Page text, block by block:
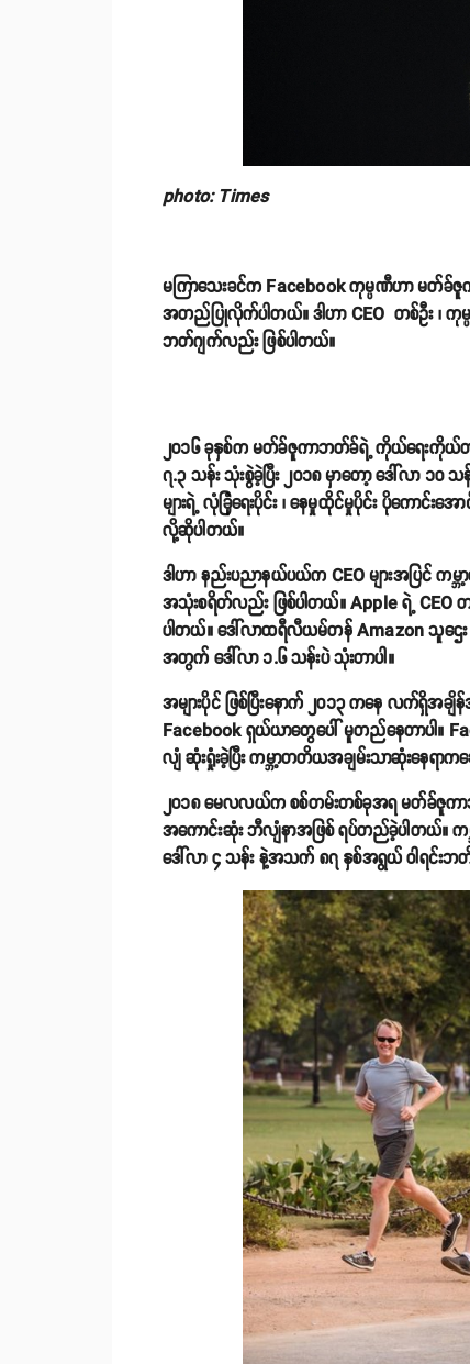
photo: Times
မကြာသေးခင်က Facebook ကုမ္ပဏီဟာ မတ်ခ်
အတည်ပြုလိုက်ပါတယ်။ ဒါဟာ CEO တစ်ဦး ၊
ဘတ်ဂျက်လည်း ဖြစ်ပါတယ်။
၂၀၁၆ ခုနှစ်က မတ်ခ်ဇူကာဘတ်ခ်ရဲ့ ကိုယ်ရေးကိုယ်တာ
၇.၃ သန်း သုံးစွဲခဲ့ပြီး ၂၀၁၈ မှာတော့ ဒေါ်လာ ၁
များရဲ့ လုံခြုံရေးပိုင်း ၊ နေမှုထိုင်မှုပိုင်း ပိုကော
လို့ဆိုပါတယ်။
ဒါဟာ နည်းပညာနယ်ပယ်က CEO များအပြင် ကမ္
အသုံးစရိတ်လည်း ဖြစ်ပါတယ်။ Apple ရဲ့ CEO
ပါတယ်။ ဒေါ်လာထရီလီယမ်တန် Amazon သူဌေး
အတွက် ဒေါ်လာ ၁.၆ သန်းပဲ သုံးတာပါ။
အများပိုင် ဖြစ်ပြီးနောက် ၂၀၁၃ ကနေ လက်ရှိအ
Facebook ရှယ်ယာတွေပေါ် မူတည်နေတာပါ။
လျံ ဆုံးရှုံးခဲ့ပြီး ကမ္ဘာ့တတိယအချမ်းသာဆုံးနေရာ
၂၀၁၈ မေလလယ်က စစ်တမ်းတစ်ခုအရ မတ်ခ်ဇူကာ
အကောင်းဆုံး ဘီလျံနာအဖြစ် ရပ်တည်ခဲ့ပါတယ်။ ကမ္
ဒေါ်လာ ၄ သန်း နဲ့အသက် ၈၇ နှစ်အရွယ် ဝါရင်